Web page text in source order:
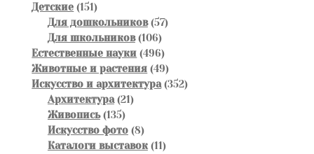
Детские 151151
товар
Для дошкольников 5757
Для школьников 106106
товаров
Естественные науки 496496
товаров
Животные и растения 4949
товаров
Искусство и архитектура 352352
Архитектура 2121
Живопись 135135
товаров
Искусство фото 88
товаров
Каталоги выставок 1111